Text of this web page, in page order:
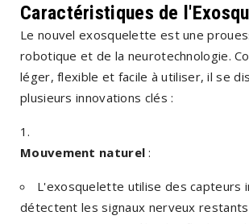
Caractéristiques de
Le nouvel exosquelette est une
robotique et de la neurotechnologie.
léger, flexible et facile à utiliser, il se
plusieurs innovations clés :
Mouvement naturel :
L'exosquelette utilise des capteurs
détectent les signaux nerveux